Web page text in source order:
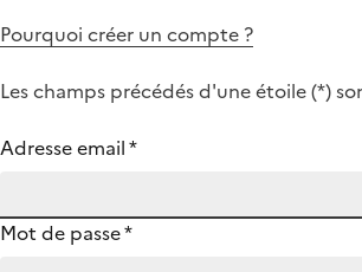
Pourquoi créer un compte ?
Les champs précédés d'une étoile (*)
Adresse email*
Mot de passe*